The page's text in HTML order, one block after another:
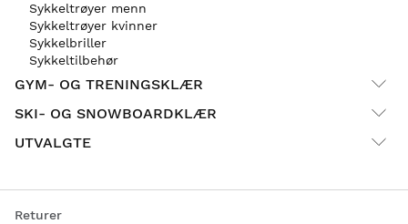
Sykkeltrøyer menn
Sykkeltrøyer kvinner
Sykkelbriller
Sykkeltilbehør
GYM- OG TRENINGSKLÆR
SKI- OG SNOWBOARDKLÆR
UTVALGTE
Returer